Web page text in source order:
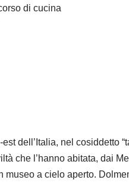
di cucina
dell’Italia, nel cosiddetto
che l’hanno abitata, dai
museo a cielo aperto.